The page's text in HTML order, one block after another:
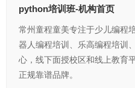
python培训班-机构首页
常州童程童美专注于少儿编程
器人编程培训、乐高编程培训
心，线下面授校区和线上教育
正规靠谱品牌。